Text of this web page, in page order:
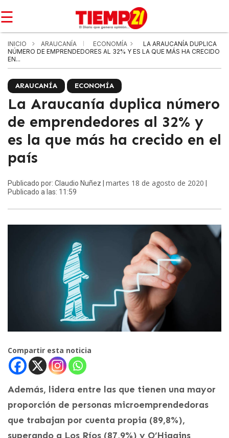
☰
INICIO ARAUCANÍA ECONOMÍA
LA ARAUCANÍA DUPLICA
NÚMERO DE EMPRENDEDORES AL 32% Y ES LA QUE MÁS HA CRECIDO
EN...
ARAUCANÍA ECONOMÍA
La Araucanía duplica número
de emprendedores al 32% y
es la que más ha crecido en el
país
Publicado por: Claudio Nuñez | martes 18 de agosto de 2020
Publicado a las: 11:59
Compartir esta noticia
Además, lidera entre las que tienen una mayor
proporción de personas microemprendedoras
que trabajan por cuenta propia (89,8%),
superando a Los Ríos (87,9%) y O’Higgins